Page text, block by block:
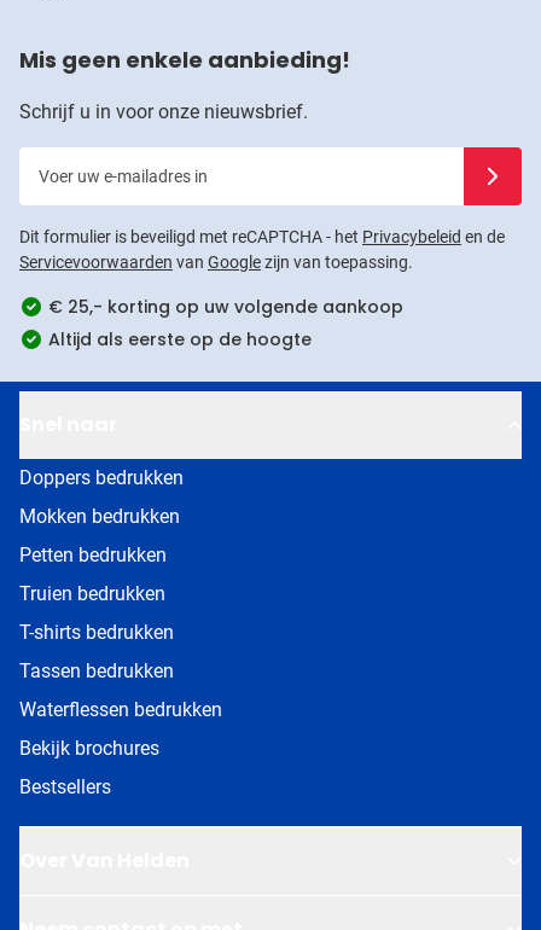
Mis geen enkele aanbieding!
Schrijf u in voor onze nieuwsbrief.
Dit formulier is beveiligd met reCAPTCHA - het Privacybeleid en de
Servicevoorwaarden van Googlezijn van toepassing.
€ 25,- korting op uw volgende aankoop
Altijd als eerste op de hoogte
Doppers bedrukken
Mokken bedrukken
Petten bedrukken
Truien bedrukken
T-shirts bedrukken
Tassen bedrukken
Waterflessen bedrukken
Bekijk brochures
Bestsellers